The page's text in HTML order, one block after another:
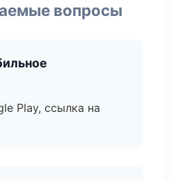
вопросы
Play, ссылка на